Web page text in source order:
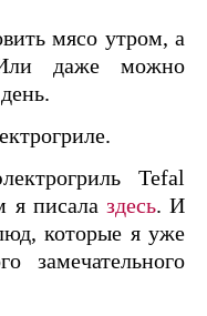
мясо утром, а
даже можно
Tefal
я писала здесь. И
которые я уже
замечательного